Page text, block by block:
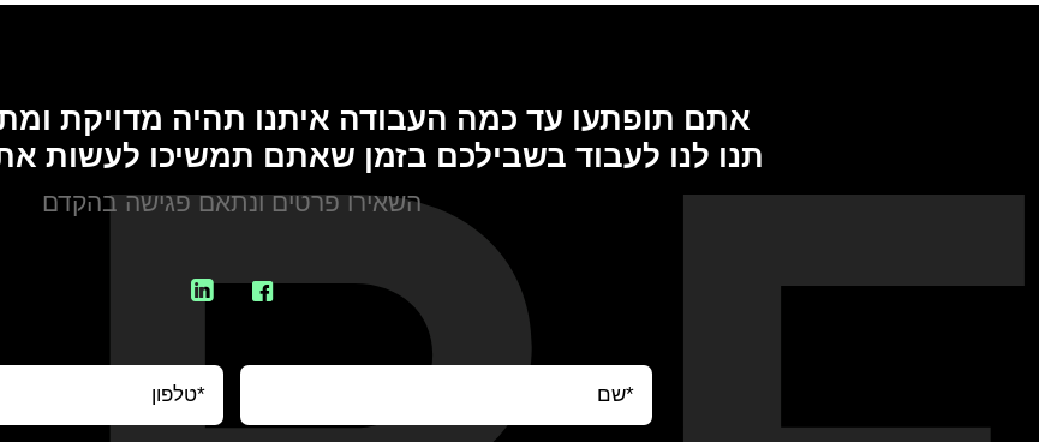
אתם תופתעו עד כמה העבודה איתנו תהיה מדויקת
תנו לנו לעבוד בשבילכם בזמן שאתם תמשיכו לעשות
השאירו פרטים ונתאם פגישה בהקדם